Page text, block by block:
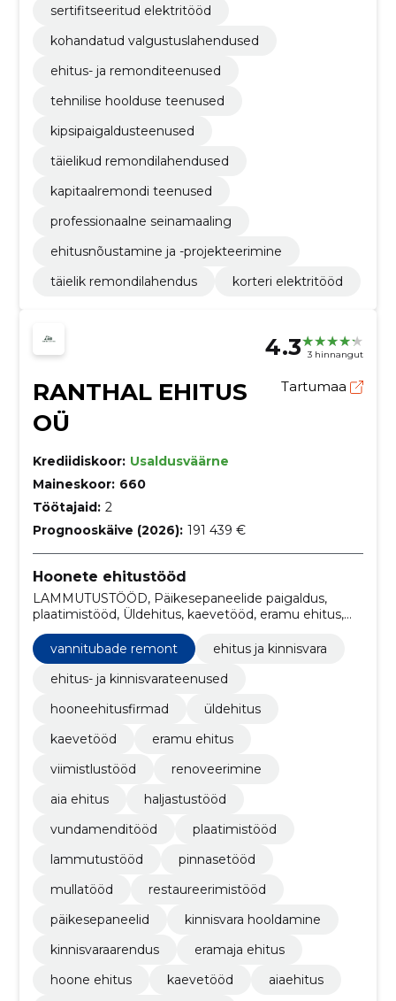
sertifitseeritud elektritööd
kohandatud valgustuslahendused
ehitus- ja remonditeenused
tehnilise hoolduse teenused
kipsipaigaldusteenused
täielikud remondilahendused
kapitaalremondi teenused
professionaalne seinamaaling
ehitusnõustamine ja -projekteerimine
täielik remondilahendus
korteri elektritööd
4.3 3 hinnangut
RANTHAL EHITUS
OÜ
Tartumaa
Krediidiskoor: Usaldusväärne
Maineskoor: 660
Töötajaid: 2
Prognooskäive (2026): 191 439 €
Hoonete ehitustööd
LAMMUTUSTÖÖD, Päikesepaneelide paigaldus,
plaatimistööd, Üldehitus, kaevetööd, eramu ehitus,
viimistlustööd, renoveerimine, aia ehitus,
Haljastustööd
vannitubade remont
ehitus ja kinnisvara
ehitus- ja kinnisvarateenused
hooneehitusfirmad
üldehitus
kaevetööd
eramu ehitus
viimistlustööd
renoveerimine
aia ehitus
haljastustööd
vundamenditööd
plaatimistööd
lammutustööd
pinnasetööd
mullatööd
restaureerimistööd
päikesepaneelid
kinnisvara hooldamine
kinnisvaraarendus
eramaja ehitus
hoone ehitus
kaevetööd
aiaehitus